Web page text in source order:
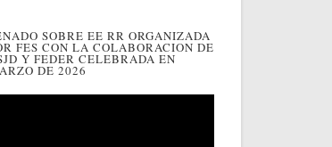
SOBRE EE RR ORGANIZADA
FES CON LA COLABORACION DE
Y FEDER CELEBRADA EN
DE 2026